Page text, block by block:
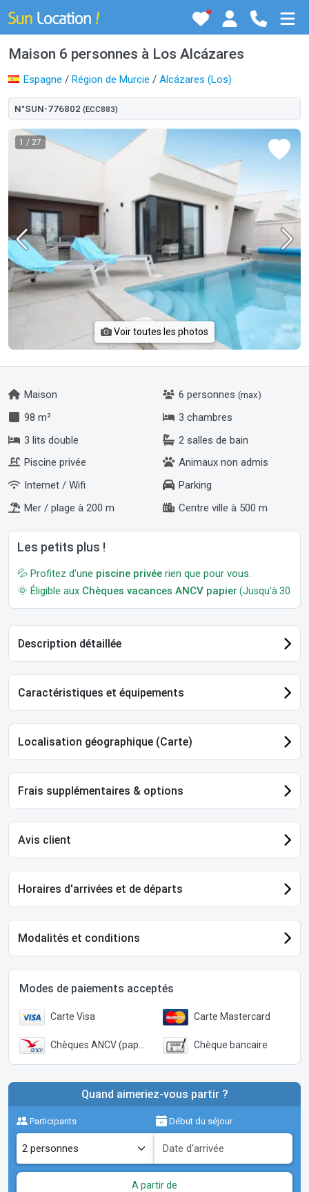
Maison 6 personnes à Los Alcázares
Espagne / Région de Murcie / Alcázares (Los)
N°SUN-776802 (ECC883)
1 / 27
Voir toutes les photos
Maison 6 personnes (max)
98 m²
3 chambres
3 lits double
2 salles de bain
Piscine privée
Animaux non admis
Internet / Wifi
Parking
Mer / plage à 200 m
Centre ville à 500 m
Les petits plus !
💦 Profitez d'une piscine privée rien que pour vous.
🌞 Éligible aux Chèques vacances ANCV papier (Jusqu'à 30
Description détaillée
Caractéristiques et équipements
Localisation géographique (Carte)
Frais supplémentaires & options
Avis client
Horaires d'arrivées et de départs
Modalités et conditions
Modes de paiements acceptés
Carte Visa Carte Mastercard
Chèques ANCV (papier) Chèque bancaire
Quand aimeriez-vous partir ?
Participants Début du séjour
A partir de